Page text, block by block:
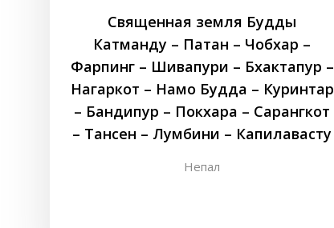
Священная земля Будды
Катманду – Патан – Чобхар –
Фарпинг – Шивапури – Бхактапур –
Нагаркот – Намо Будда – Куринтар
– Бандипур – Покхара – Сарангкот
– Тансен – Лумбини – Капилавасту
Непал